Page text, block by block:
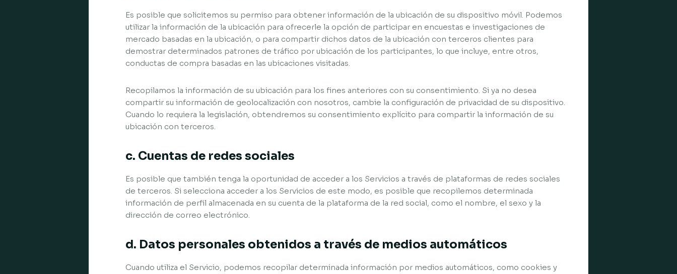
Es posible que solicitemos su permiso para obtener información de la ubicación de su dispositivo móvil. Podemos
utilizar la información de la ubicación para ofrecerle la opción de participar en encuestas e investigaciones de
mercado basadas en la ubicación, o para compartir dichos datos de la ubicación con terceros clientes para
demostrar determinados patrones de tráfico por ubicación de los participantes, lo que incluye, entre otros,
conductas de compra basadas en las ubicaciones visitadas.
Recopilamos la información de su ubicación para los fines anteriores con su consentimiento. Si ya no desea
compartir su información de geolocalización con nosotros, cambie la configuración de privacidad de su dispositivo.
Cuando lo requiera la legislación, obtendremos su consentimiento explícito para compartir la información de su
ubicación con terceros.
c. Cuentas de redes sociales
Es posible que también tenga la oportunidad de acceder a los Servicios a través de plataformas de redes sociales
de terceros. Si selecciona acceder a los Servicios de este modo, es posible que recopilemos determinada
información de perfil almacenada en su cuenta de la plataforma de la red social, como el nombre, el sexo y la
dirección de correo electrónico.
d. Datos personales obtenidos a través de medios automáticos
Cuando utiliza el Servicio, podemos recopilar determinada información por medios automáticos, como cookies y